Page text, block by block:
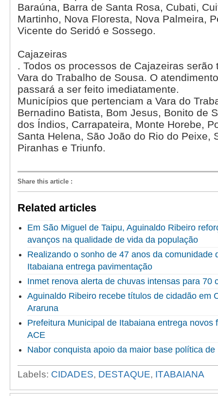
Baraúna, Barra de Santa Rosa, Cubati,
Martinho, Nova Floresta, Nova Palmeira,
Vicente do Seridó e Sossego.
Cajazeiras
. Todos os processos de Cajazeiras serão
Vara do Trabalho de Sousa. O
passará a ser feito imediatamente.
Municípios que pertenciam a Vara do
Bernadino Batista, Bom Jesus, Bonito de
dos Índios, Carrapateira, Monte Horebe,
Santa Helena, São João do Rio do Peixe,
Piranhas e Triunfo.
Share this article :
Related articles
Em São Miguel de Taipu, Aguinaldo Ribeiro
avanços na qualidade de vida da população
Realizando o sonho de 47 anos da comunidade
Itabaiana entrega pavimentação
Inmet renova alerta de chuvas intensas para 70
Aguinaldo Ribeiro recebe títulos de cidadão em
Araruna
Prefeitura Municipal de Itabaiana entrega novos
ACE
Nabor conquista apoio da maior base política de
Labels: CIDADES, DESTAQUE, ITABAIANA